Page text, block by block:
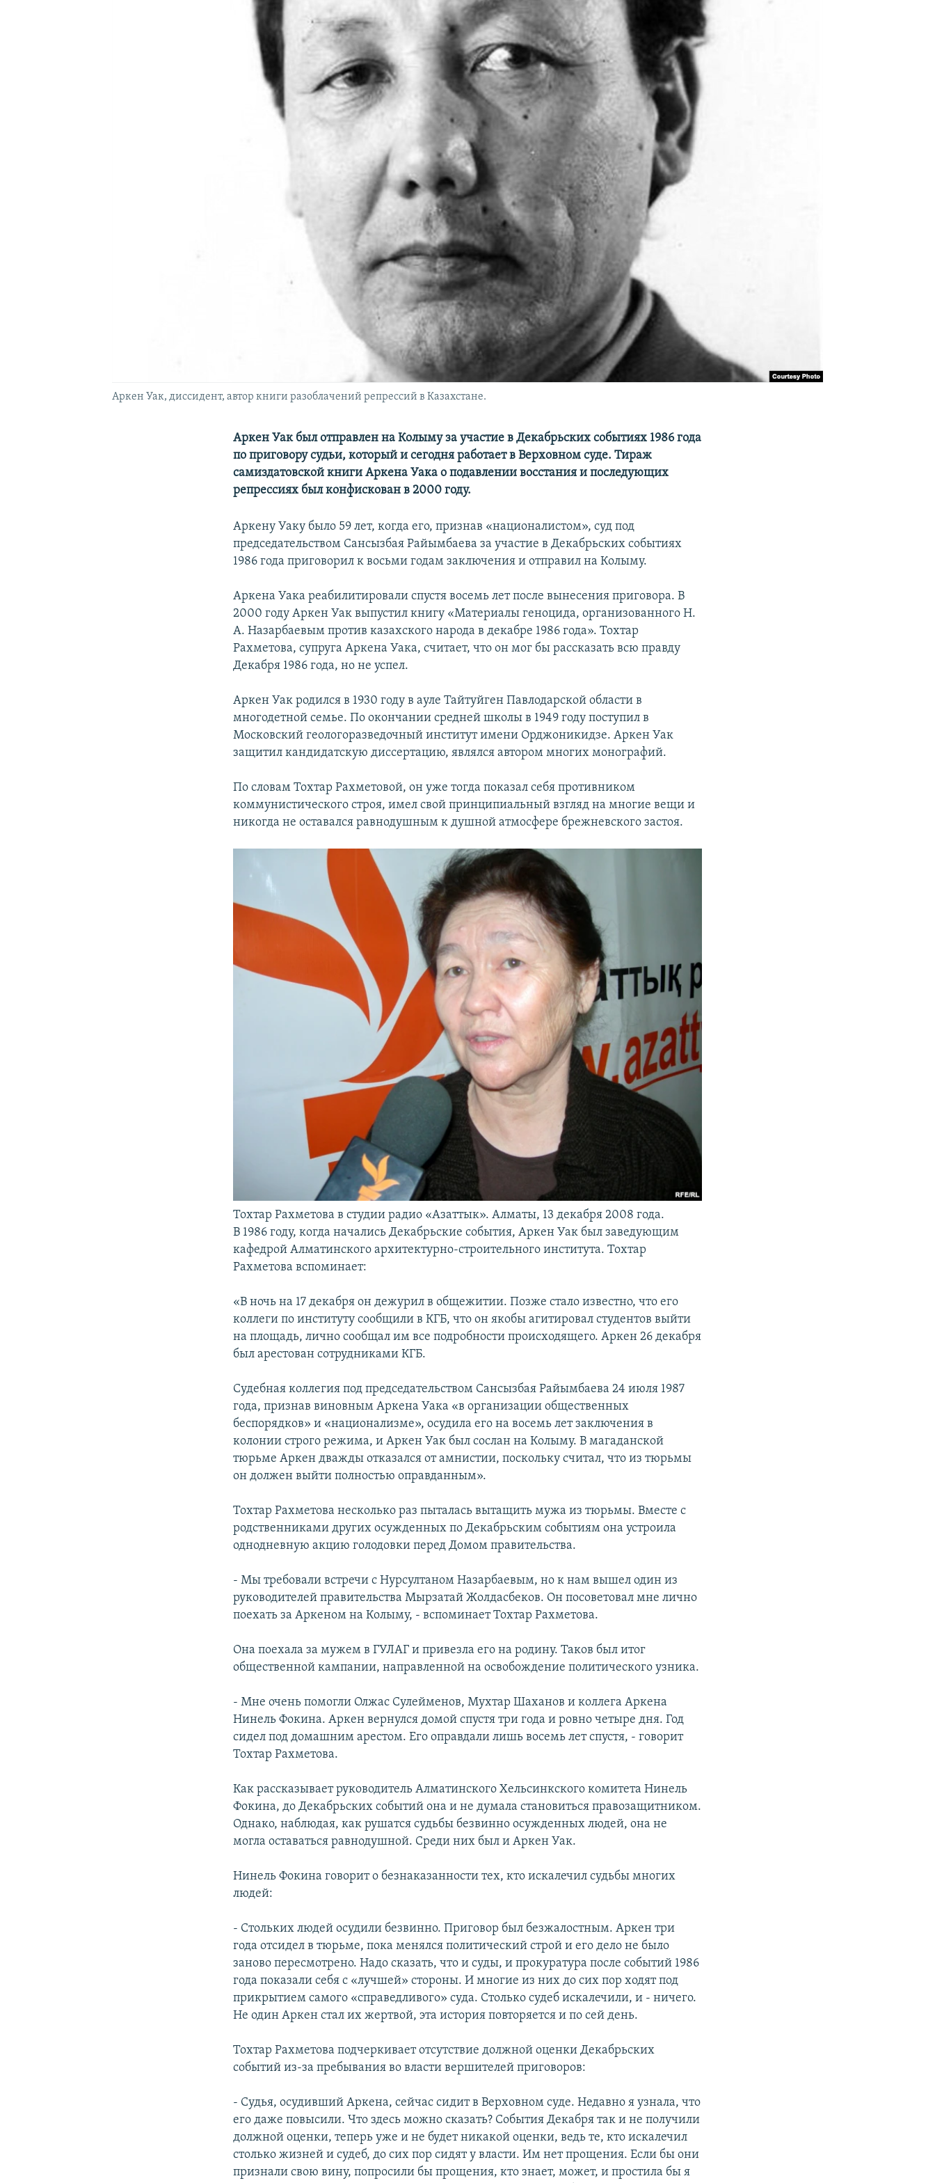
Аркен Уак, диссидент, автор книги разоблачений репрессий в Казахстане.
Аркен Уак был отправлен на Колыму за участие в Декабрьских событиях 1986 года
по приговору судьи, который и сегодня работает в Верховном суде. Тираж
самиздатовской книги Аркена Уака о подавлении восстания и последующих
репрессиях был конфискован в 2000 году.
Аркену Уаку было 59 лет, когда его, признав «националистом», суд под
председательством Сансызбая Райымбаева за участие в Декабрьских событиях
1986 года приговорил к восьми годам заключения и отправил на Колыму.
Аркена Уака реабилитировали спустя восемь лет после вынесения приговора. В
2000 году Аркен Уак выпустил книгу «Материалы геноцида, организованного Н.
А. Назарбаевым против казахского народа в декабре 1986 года». Тохтар
Рахметова, супруга Аркена Уака, считает, что он мог бы рассказать всю правду
Декабря 1986 года, но не успел.
Аркен Уак родился в 1930 году в ауле Тайтуйген Павлодарской области в
многодетной семье. По окончании средней школы в 1949 году поступил в
Московский геологоразведочный институт имени Орджоникидзе. Аркен Уак
защитил кандидатскую диссертацию, являлся автором многих монографий.
По словам Тохтар Рахметовой, он уже тогда показал себя противником
коммунистического строя, имел свой принципиальный взгляд на многие вещи и
никогда не оставался равнодушным к душной атмосфере брежневского застоя.
Тохтар Рахметова в студии радио «Азаттык». Алматы, 13 декабря 2008 года.
В 1986 году, когда начались Декабрьские события, Аркен Уак был заведующим
кафедрой Алматинского архитектурно-строительного института. Тохтар
Рахметова вспоминает:
«В ночь на 17 декабря он дежурил в общежитии. Позже стало известно, что его
коллеги по институту сообщили в КГБ, что он якобы агитировал студентов выйти
на площадь, лично сообщал им все подробности происходящего. Аркен 26 декабря
был арестован сотрудниками КГБ.
Судебная коллегия под председательством Сансызбая Райымбаева 24 июля 1987
года, признав виновным Аркена Уака «в организации общественных
беспорядков» и «национализме», осудила его на восемь лет заключения в
колонии строго режима, и Аркен Уак был сослан на Колыму. В магаданской
тюрьме Аркен дважды отказался от амнистии, поскольку считал, что из тюрьмы
он должен выйти полностью оправданным».
Тохтар Рахметова несколько раз пыталась вытащить мужа из тюрьмы. Вместе с
родственниками других осужденных по Декабрьским событиям она устроила
однодневную акцию голодовки перед Домом правительства.
- Мы требовали встречи с Нурсултаном Назарбаевым, но к нам вышел один из
руководителей правительства Мырзатай Жолдасбеков. Он посоветовал мне лично
поехать за Аркеном на Колыму, - вспоминает Тохтар Рахметова.
Она поехала за мужем в ГУЛАГ и привезла его на родину. Таков был итог
общественной кампании, направленной на освобождение политического узника.
- Мне очень помогли Олжас Сулейменов, Мухтар Шаханов и коллега Аркена
Нинель Фокина. Аркен вернулся домой спустя три года и ровно четыре дня. Год
сидел под домашним арестом. Его оправдали лишь восемь лет спустя, - говорит
Тохтар Рахметова.
Как рассказывает руководитель Алматинского Хельсинкского комитета Нинель
Фокина, до Декабрьских событий она и не думала становиться правозащитником.
Однако, наблюдая, как рушатся судьбы безвинно осужденных людей, она не
могла оставаться равнодушной. Среди них был и Аркен Уак.
Нинель Фокина говорит о безнаказанности тех, кто искалечил судьбы многих
людей:
- Стольких людей осудили безвинно. Приговор был безжалостным. Аркен три
года отсидел в тюрьме, пока менялся политический строй и его дело не было
заново пересмотрено. Надо сказать, что и суды, и прокуратура после событий 1986
года показали себя с «лучшей» стороны. И многие из них до сих пор ходят под
прикрытием самого «справедливого» суда. Столько судеб искалечили, и - ничего.
Не один Аркен стал их жертвой, эта история повторяется и по сей день.
Тохтар Рахметова подчеркивает отсутствие должной оценки Декабрьских
событий из-за пребывания во власти вершителей приговоров:
- Судья, осудивший Аркена, сейчас сидит в Верховном суде. Недавно я узнала, что
его даже повысили. Что здесь можно сказать? События Декабря так и не получили
должной оценки, теперь уже и не будет никакой оценки, ведь те, кто искалечил
столько жизней и судеб, до сих пор сидят у власти. Им нет прощения. Если бы они
признали свою вину, попросили бы прощения, кто знает, может, и простила бы я